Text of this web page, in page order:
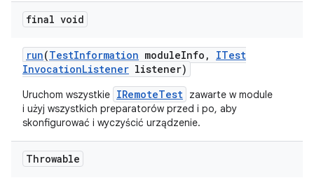
final void
run(TestInformation moduleInfo ,
ITest
InvocationListener listener)
Uruchom wszystkie IRemoteTest zawarte w module
i użyj wszystkich preparatorów przed i po, aby
skonfigurować i wyczyścić urządzenie.
Throwable